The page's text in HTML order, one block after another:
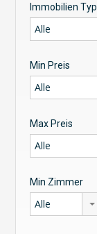
Immobilien Typ
Alle
Min Preis
Alle
Max Preis
Alle
Min Zimmer
Alle